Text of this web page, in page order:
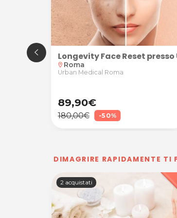
o combinata presso Farmalaser
laser su zona piccola o media presso
Longevity Face Reset
location_on Roma
Urban Medical Roma
89,90€
180,00€ -50%
DIMAGRIRE RAPIDAMENTE TI
2 acquistati